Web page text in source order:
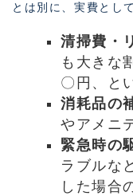
とは別に、実費とし
清掃費・
も大きな
〇円、と
消耗品の
やアメニ
緊急時の
ラブルな
した場合